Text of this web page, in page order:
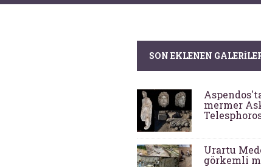
SON EKLENEN
mermer
Urartu
görkemli